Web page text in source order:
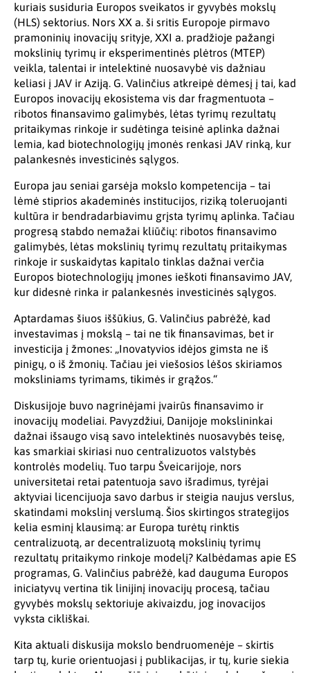
kuriais susiduria Europos sveikatos ir gyvybės mokslų
(HLS) sektorius. Nors XX a. ši sritis Europoje pirmavo
pramoninių inovacijų srityje, XXI a. pradžioje pažangi
mokslinių tyrimų ir eksperimentinės plėtros (MTEP)
veikla, talentai ir intelektinė nuosavybė vis dažniau
keliasi į JAV ir Aziją. G. Valinčius atkreipė dėmesį į tai, kad
Europos inovacijų ekosistema vis dar fragmentuota –
ribotos finansavimo galimybės, lėtas tyrimų rezultatų
pritaikymas rinkoje ir sudėtinga teisinė aplinka dažnai
lemia, kad biotechnologijų įmonės renkasi JAV rinką, kur
palankesnės investicinės sąlygos.
Europa jau seniai garsėja mokslo kompetencija – tai
lėmė stiprios akademinės institucijos, riziką toleruojanti
kultūra ir bendradarbiavimu grįsta tyrimų aplinka. Tačiau
progresą stabdo nemažai kliūčių: ribotos finansavimo
galimybės, lėtas mokslinių tyrimų rezultatų pritaikymas
rinkoje ir suskaidytas kapitalo tinklas dažnai verčia
Europos biotechnologijų įmones ieškoti finansavimo JAV,
kur didesnė rinka ir palankesnės investicinės sąlygos.
Aptardamas šiuos iššūkius, G. Valinčius pabrėžė, kad
investavimas į mokslą – tai ne tik finansavimas, bet ir
investicija į žmones: „Inovatyvios idėjos gimsta ne iš
pinigų, o iš žmonių. Tačiau jei viešosios lėšos skiriamos
moksliniams tyrimams, tikimės ir grąžos.“
Diskusijoje buvo nagrinėjami įvairūs finansavimo ir
inovacijų modeliai. Pavyzdžiui, Danijoje mokslininkai
dažnai išsaugo visą savo intelektinės nuosavybės teisę,
kas smarkiai skiriasi nuo centralizuotos valstybės
kontrolės modelių. Tuo tarpu Šveicarijoje, nors
universitetai retai patentuoja savo išradimus, tyrėjai
aktyviai licencijuoja savo darbus ir steigia naujus verslus,
skatindami mokslinį verslumą. Šios skirtingos strategijos
kelia esminį klausimą: ar Europa turėtų rinktis
centralizuotą, ar decentralizuotą mokslinių tyrimų
rezultatų pritaikymo rinkoje modelį? Kalbėdamas apie ES
programas, G. Valinčius pabrėžė, kad dauguma Europos
iniciatyvų vertina tik linijinį inovacijų procesą, tačiau
gyvybės mokslų sektoriuje akivaizdu, jog inovacijos
vyksta cikliškai.
Kita aktuali diskusija mokslo bendruomenėje – skirtis
tarp tų, kurie orientuojasi į publikacijas, ir tų, kurie siekia